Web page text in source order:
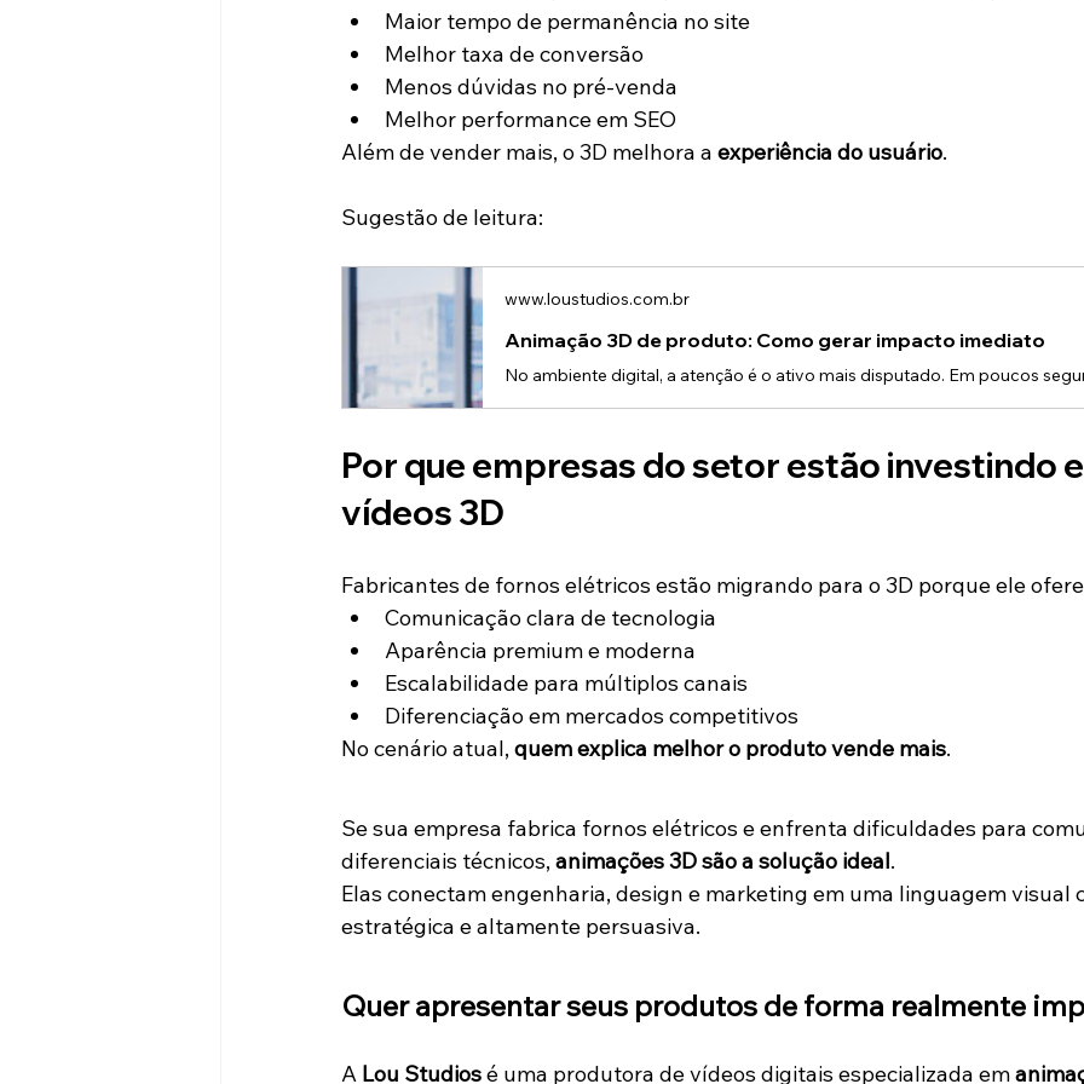
Maior tempo de permanência no site
Melhor taxa de conversão
Menos dúvidas no pré-venda
Melhor performance em SEO
Além de vender mais, o 3D melhora a experiência do usuário.
Sugestão de leitura:
www.loustudios.com.br
Animação 3D de produto: Como gerar impacto imediato
Por que empresas do setor estão investindo
vídeos 3D
Fabricantes de fornos elétricos estão migrando para o 3D porque ele
Comunicação clara de tecnologia
Aparência premium e moderna
Escalabilidade para múltiplos canais
Diferenciação em mercados competitivos
No cenário atual, quem explica melhor o produto vende mais.
Se sua empresa fabrica fornos elétricos e enfrenta dificuldades para
diferenciais técnicos, animações 3D são a solução ideal.
Elas conectam engenharia, design e marketing em uma linguagem visual
estratégica e altamente persuasiva.
Quer apresentar seus produtos de forma realmente
A Lou Studios é uma produtora de vídeos digitais especializada em